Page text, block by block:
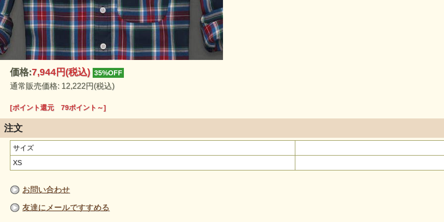
価格:7,944円(税込) 35%OFF
通常販売価格: 12,222円(税込)
[ポイント還元 79ポイント～]
注文
サイズ
XS
お問い合わせ
友達にメールですすめる